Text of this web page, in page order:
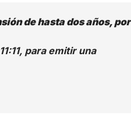
de hasta dos años, por
para emitir una